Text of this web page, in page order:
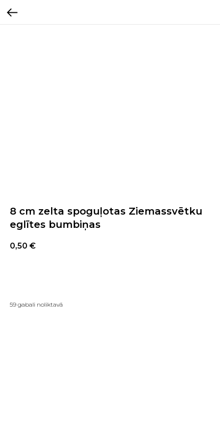
8 cm zelta spoguļotas Ziemassvētku
eglītes bumbiņas
0,50 €
59 gabali noliktavā